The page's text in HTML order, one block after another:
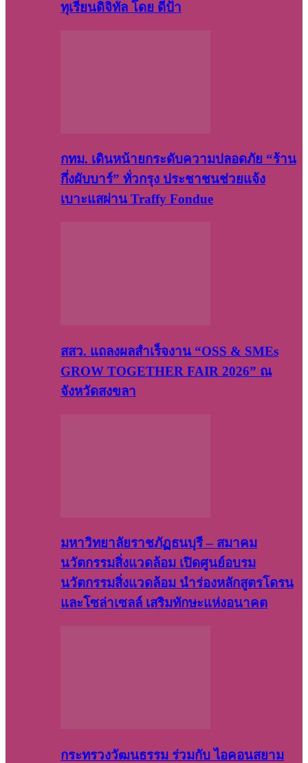
ทุเรียนดิจิทัล โดย ดีป้า
กทม. เดินหน้ายกระดับความปลอดภัย “ร้าน
กึ่งผับบาร์” ทั่วกรุง ประชาชนช่วยแจ้ง
เบาะแสผ่าน Traffy Fondue
สสว. แถลงผลสำเร็จงาน “OSS & SMEs
GROW TOGETHER FAIR 2026” ณ
จังหวัดสงขลา
มหาวิทยาลัยราชภัฏธนบุรี – สมาคม
นวัตกรรมสิ่งแวดล้อม เปิดศูนย์อบรม
นวัตกรรมสิ่งแวดล้อม นำร่องหลักสูตรโดรน
และโซล่าเซลล์ เสริมทักษะแห่งอนาคต
กระทรวงวัฒนธรรม ร่วมกับ ไอคอนสยาม